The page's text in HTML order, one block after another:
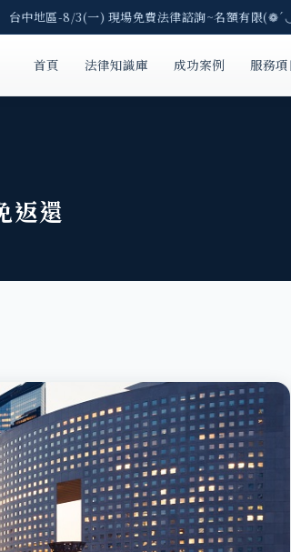
區-8/3(一) 現場免費法律諮詢~名額有限
首頁 法律知識庫 成功案例 服務項
返還